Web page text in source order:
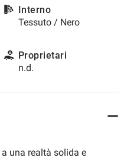
Interno
Tessuto / Nero
Proprietari
n.d.
una realtà solida e